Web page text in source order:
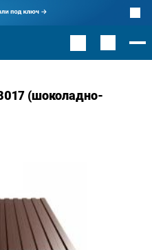
(шоколадно-